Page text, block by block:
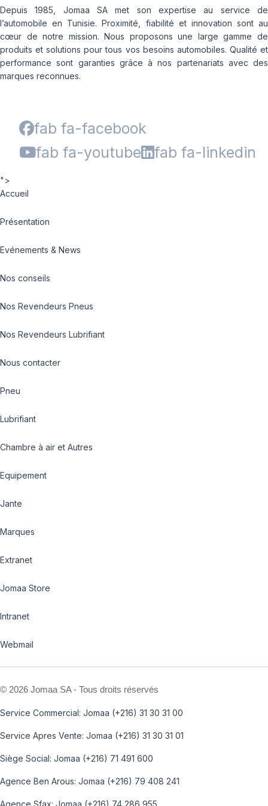
Depuis 1985, Jomaa SA met son expertise au service de
l’automobile en Tunisie. Proximité, fiabilité et innovation sont au
cœur de notre mission. Nous proposons une large gamme de
produits et solutions pour tous vos besoins automobiles. Qualité et
performance sont garanties grâce à nos partenariats avec des
marques reconnues.
fab fa-facebook
fab fa-youtube
fab fa-linkedin
">
Accueil
Présentation
Evénements & News
Nos conseils
Nos Revendeurs Pneus
Nos Revendeurs Lubrifiant
Nous contacter
Pneu
Lubrifiant
Chambre à air et Autres
Equipement
Jante
Marques
Extranet
Jomaa Store
Intranet
Webmail
© 2026 Jomaa SA - Tous droits réservés
Service Commercial: Jomaa (+216) 31 30 31 00
Service Apres Vente: Jomaa (+216) 31 30 31 01
Siège Social: Jomaa (+216) 71 491 600
Agence Ben Arous: Jomaa (+216) 79 408 241
Agence Sfax: Jomaa (+216) 74 286 955